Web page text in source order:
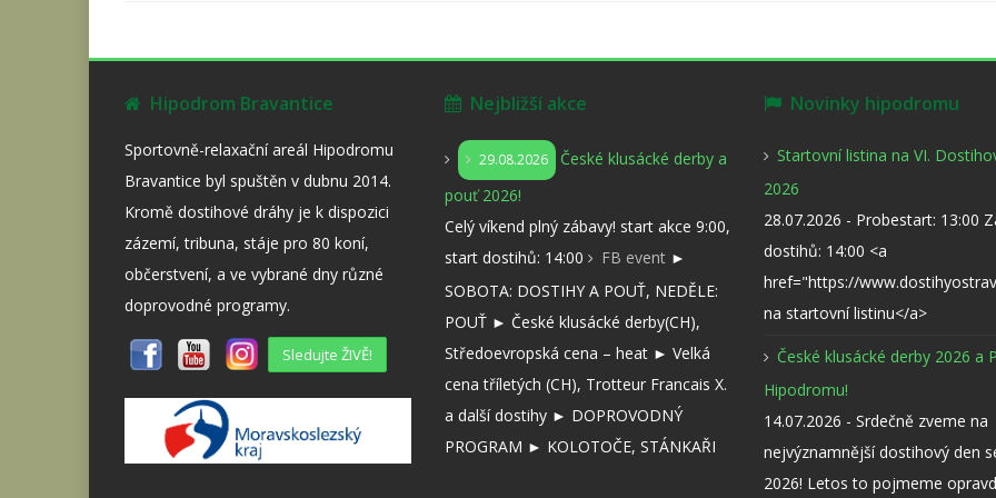
Hipodrom Bravantice
Sportovně-relaxační areál Hipodromu
Bravantice byl spuštěn v dubnu 2014.
Kromě dostihové dráhy je k dispozici
zázemí, tribuna, stáje pro 80 koní,
občerstvení, a ve vybrané dny různé
doprovodné programy.
Sledujte ŽIVĚ!
Nejbližší akce
29.08.2026
České klusácké derby a
pouť 2026!
Celý víkend plný zábavy! start akce 9:00,
start dostihů: 14:00
FB event►
SOBOTA: DOSTIHY A POUŤ, NEDĚLE:
POUŤ ► České klusácké derby(CH),
Středoevropská cena – heat ► Velká
cena tříletých (CH), Trotteur Francais X.
a další dostihy ► DOPROVODNÝ
PROGRAM ► KOLOTOČE, STÁNKAŘI
Novinky hipodromu
Startovní listina na VI.
2026
28.07.2026 - Probestart: 13:00
dostihů: 14:00 <a
href="https://
na startovní listinu</a>
České klusácké derby 2026 a
Hipodromu!
14.07.2026 - Srdečně zveme na
nejvýznamnější dostihový den
2026! Letos to pojmeme